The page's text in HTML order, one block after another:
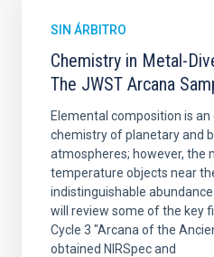
SIN ÁRBITRO
Chemistry in Metal-
The JWST Arcana
Elemental composition is
chemistry of planetary and
atmospheres; however, the
temperature objects near
indistinguishable abundance
will review some of the key
Cycle 3 "Arcana of the
obtained NIRSpec and